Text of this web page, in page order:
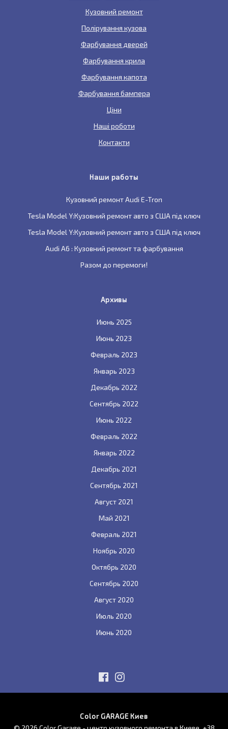
Кузовний ремонт
Полірування кузова
Фарбування дверей
Фарбування крила
Фарбування капота
Фарбування бампера
Ціни
Наші роботи
Контакти
Наши работы
Кузовний ремонт Audi E-Tron
Tesla Model Y:Кузовний ремонт авто з США під ключ
Tesla Model Y:Кузовний ремонт авто з США під ключ
Audi A6 : Кузовний ремонт та фарбування
Разом до перемоги!
Архивы
Июнь 2025
Июнь 2023
Февраль 2023
Январь 2023
Декабрь 2022
Сентябрь 2022
Июнь 2022
Февраль 2022
Январь 2022
Декабрь 2021
Сентябрь 2021
Август 2021
Май 2021
Февраль 2021
Ноябрь 2020
Октябрь 2020
Сентябрь 2020
Август 2020
Июль 2020
Июнь 2020
Color GARAGE Киев